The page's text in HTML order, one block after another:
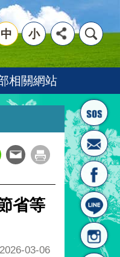
中 小
相關網站
省等
03-06